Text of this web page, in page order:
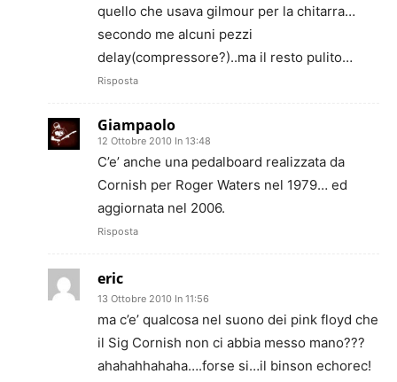
quello che usava gilmour per la chitarra…
secondo me alcuni pezzi
delay(compressore?)..ma il resto pulito…
Risposta
Giampaolo
12 Ottobre 2010 In 13:48
C’e’ anche una pedalboard realizzata da
Cornish per Roger Waters nel 1979… ed
aggiornata nel 2006.
Risposta
eric
13 Ottobre 2010 In 11:56
ma c’e’ qualcosa nel suono dei pink floyd che
il Sig Cornish non ci abbia messo mano???
ahahahhahaha….forse si…il binson echorec!